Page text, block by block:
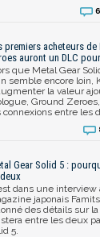
6
premiers acheteurs de
auront un DLC
que Metal Gear
semble encore loin,
la valeur
Ground
connexions entre les
Gear Solid 5 :
dans une interview
japonais
des détails sur
entre les deux
5.